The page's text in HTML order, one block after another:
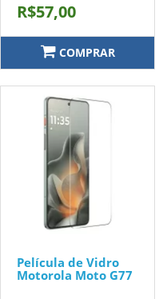
R$57,00
COMPRAR
Película de Vidro
Motorola Moto G77